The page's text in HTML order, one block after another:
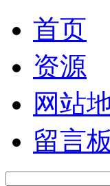
首页
资源
网站
留言板